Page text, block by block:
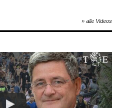
» alle Videos